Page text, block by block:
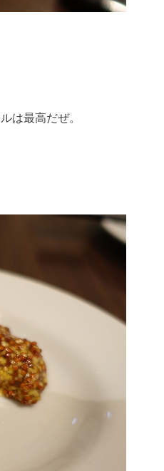
は最高だぜ。